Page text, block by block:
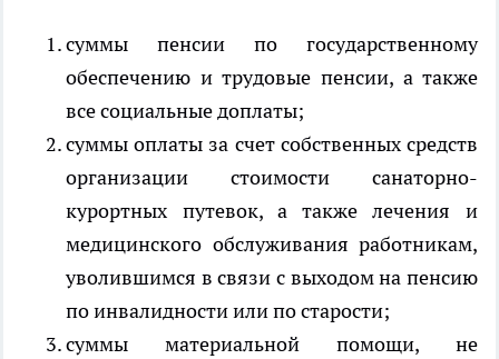
суммы пенсии по государственному
обеспечению и трудовые пенсии, а также
все социальные доплаты;
суммы оплаты за счет собственных средств
организации стоимости санаторно-
курортных путевок, а также лечения и
медицинского обслуживания работникам,
уволившимся в связи с выходом на пенсию
по инвалидности или по старости;
суммы материальной помощи, не